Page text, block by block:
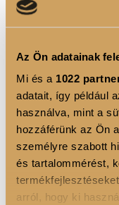
Az Ön adatainak
Mi és a 1022
adatait, így például
használva, mint a
hozzáférünk az Ön
személyre szabott
és tartalommérést,
arról, hogy ki
támogatja az
míg a króm részt
anyagcseréjében
vércukorszint
A kapszulás forma
mesterséges
60 darab